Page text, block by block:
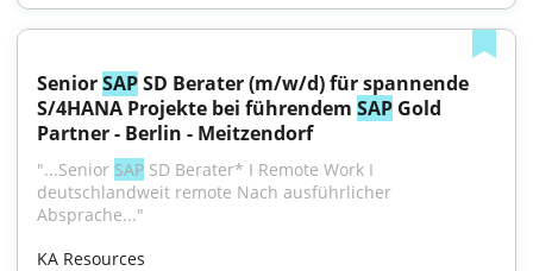
Senior SAP SD Berater (m/w/d) für spannende
S/4HANA Projekte bei führendem SAP Gold
Partner - Berlin - Meitzendorf
"...Senior SAP SD Berater* I Remote Work I
deutschlandweit remote Nach ausführlicher
Absprache..."
KA Resources